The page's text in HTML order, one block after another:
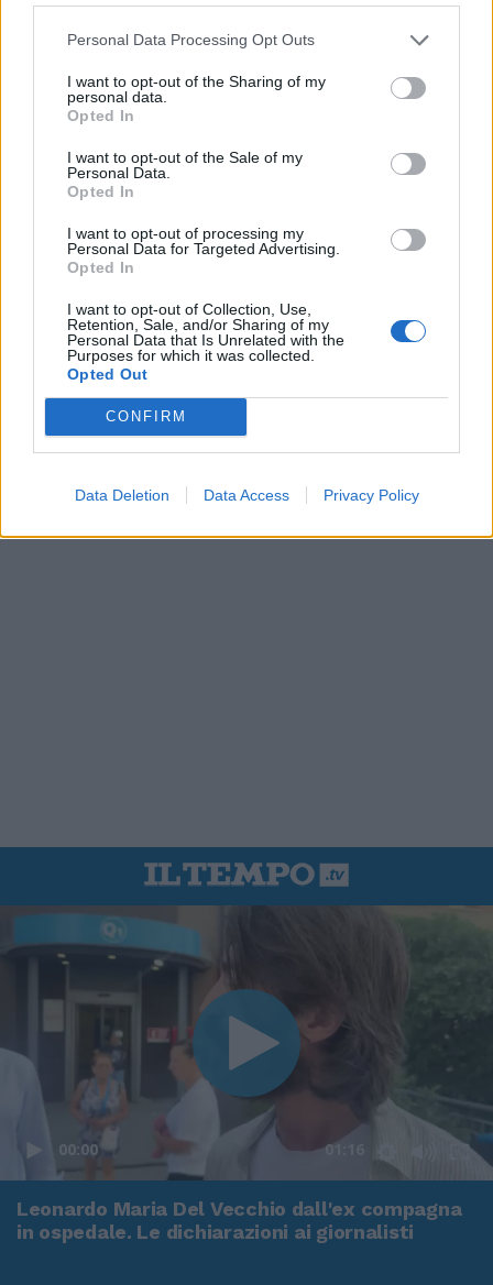
Personal Data Processing Opt Outs
I want to opt-out of the Sharing of my
personal data.
Opted In
I want to opt-out of the Sale of my
Personal Data.
Opted In
I want to opt-out of processing my
Personal Data for Targeted Advertising.
Opted In
I want to opt-out of Collection, Use,
Retention, Sale, and/or Sharing of my
Personal Data that Is Unrelated with the
Purposes for which it was collected.
Opted Out
CONFIRM
Data Deletion Data Access Privacy Policy
00:00 01:16
Leonardo Maria Del Vecchio dall'ex compagna
in ospedale. Le dichiarazioni ai giornalisti